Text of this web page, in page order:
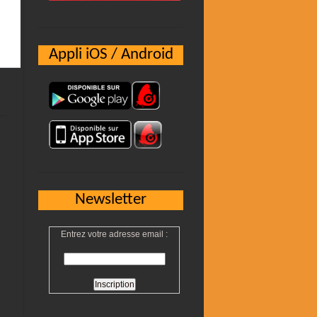
Appli iOS / Android
Newsletter
Entrez votre adresse email :